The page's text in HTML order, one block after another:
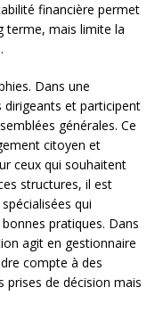
financière permet
terme, mais limite la
Dans une
et participent
générales. Ce
citoyen et
ceux qui souhaitent
structures, il est
qui
pratiques. Dans
agit en gestionnaire
compte à des
prises de décision mais